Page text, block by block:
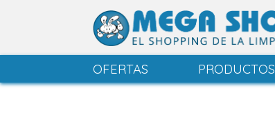
OFERTAS PRODUCTOS